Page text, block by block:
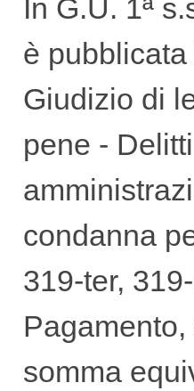
F.A.Q.
In G.U. 1ª
è pubblicata
Giudizio di
pene -
condanna
319-ter,
somma